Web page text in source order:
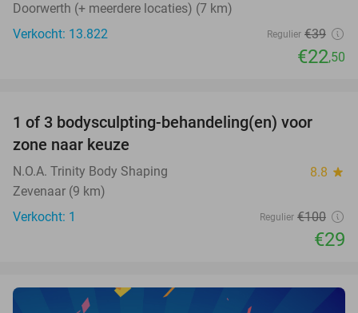
Doorwerth (+ meerdere locaties) (7 km)
Verkocht: 13.822
Regulier €39
€22,50
71%
TODAY
1 of 3 bodysculpting-behandeling(en) voor
zone naar keuze
N.O.A. Trinity Body Shaping 8.8 star
Zevenaar (9 km)
Verkocht: 1
Regulier €100
€29